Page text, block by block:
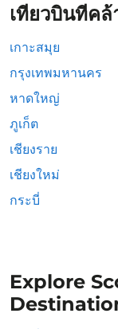
เที่ยวบินที่ค
เกาะสมุย
กรุงเทพมหานคร
หาดใหญ่
ภูเก็ต
เชียงราย
เชียงใหม่
กระบี่
Explore